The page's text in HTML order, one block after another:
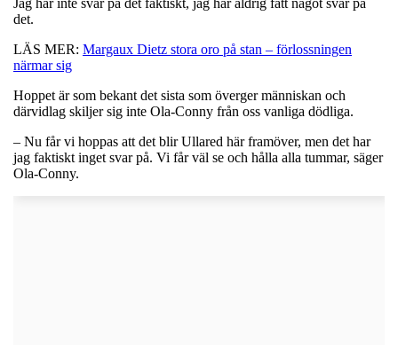
det.
LÄS MER: Margaux Dietz stora oro på stan – förlossningen
närmar sig
Hoppet är som bekant det sista som överger människan och
därvidlag skiljer sig inte Ola-Conny från oss vanliga dödliga.
– Nu får vi hoppas att det blir Ullared här framöver, men det har
jag faktiskt inget svar på. Vi får väl se och hålla alla tummar, säger
Ola-Conny.